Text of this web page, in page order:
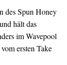
des Spun Honey
hält das
im Wavepool
ersten Take